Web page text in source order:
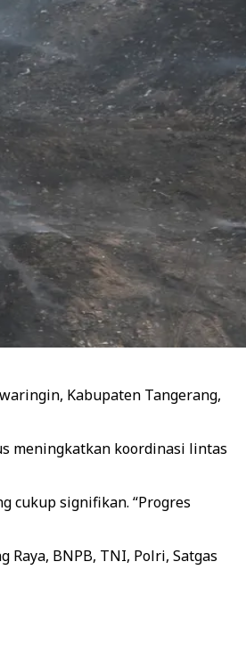
Kabupaten Tangerang,
meningkatkan koordinasi lintas
cukup signifikan. “Progres
BNPB, TNI, Polri, Satgas